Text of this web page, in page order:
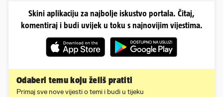
Skini aplikaciju za najbolje iskustvo portala. Čitaj,
komentiraj i budi uvijek u toku s najnovijim vijestima.
Odaberi temu koju želiš pratiti
Primaj sve nove vijesti o temi i budi u tijeku